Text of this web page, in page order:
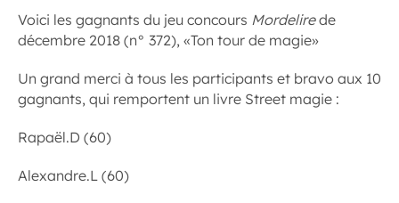
Voici les gagnants du jeu concours Mordelirede
décembre 2018 (n° 372), «Ton tour de magie»
Un grand merci à tous les participants et bravo aux 10
gagnants, qui remportent un livre Street magie :
Rapaël.D (60)
Alexandre.L (60)